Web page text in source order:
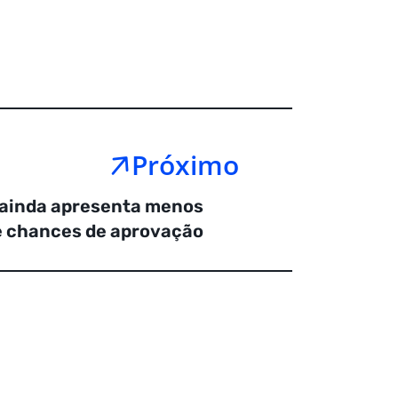
Próximo
apresenta menos
chances de aprovação